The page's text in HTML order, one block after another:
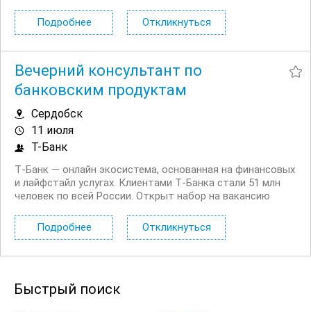
клиентов в финансовых вопросах. Продавать
дополнительные услуги и продукты...
Подробнее Откликнуться
Вечерний консультант по
банковским продуктам
Сердобск
11 июля
Т-Банк
Т‑Банк — онлайн экосистема, основанная на финансовых
и лайфстайл услугах. Клиентами Т‑Банка стали 51 млн
человек по всей России. Открыт набор на вакансию
будете делать: Консультировать клиентов по
депозитным продуктам на входящих звонках...
Подробнее Откликнуться
Быстрый поиск